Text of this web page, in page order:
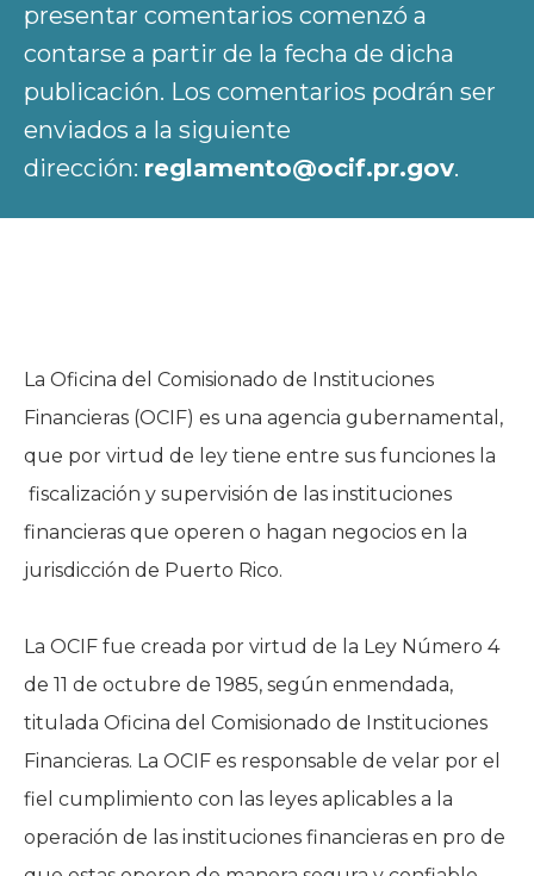
presentar comentarios comenzó a
contarse a partir de la fecha de dicha
publicación. Los comentarios podrán ser
enviados a la siguiente
dirección: reglamento@ocif.pr.gov.
La Oficina del Comisionado de Instituciones
Financieras (OCIF) es una agencia gubernamental,
que por virtud de ley tiene entre sus funciones la
fiscalización y supervisión de las instituciones
financieras que operen o hagan negocios en la
jurisdicción de Puerto Rico.
La OCIF fue creada por virtud de la Ley Número 4
de 11 de octubre de 1985, según enmendada,
titulada Oficina del Comisionado de Instituciones
Financieras. La OCIF es responsable de velar por el
fiel cumplimiento con las leyes aplicables a la
operación de las instituciones financieras en pro de